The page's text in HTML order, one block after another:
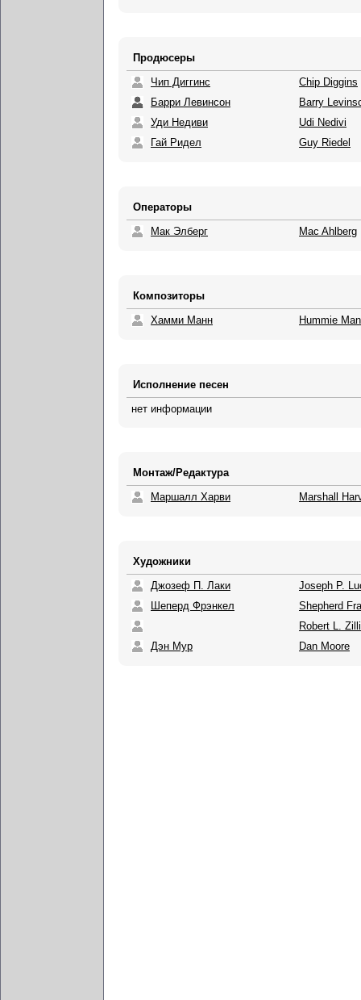
Продюсеры
Чип Диггинс
Chip Diggins
Барри Левинсон
Barry
Уди Недиви
Udi Nedivi
Гай Ридел
Guy Riedel
Операторы
Мак Элберг
Mac Ahlberg
Композиторы
Хамми Манн
Hummie
Исполнение песен
нет информации
Монтаж/Редактура
Маршалл Харви
Marshall
Художники
Джозеф П. Лаки
Joseph P.
Шеперд Фрэнкел
Shepherd
Robert L.
Дэн Мур
Dan Moore